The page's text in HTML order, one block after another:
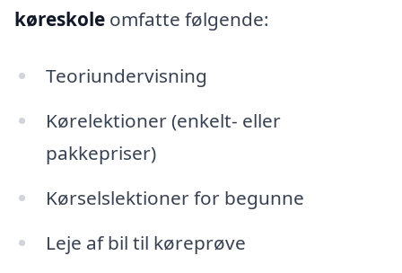
køreskole omfatte følgende:
Teoriundervisning
Kørelektioner (enkelt- eller
pakkepriser)
Kørselslektioner for begunne
Leje af bil til køreprøve